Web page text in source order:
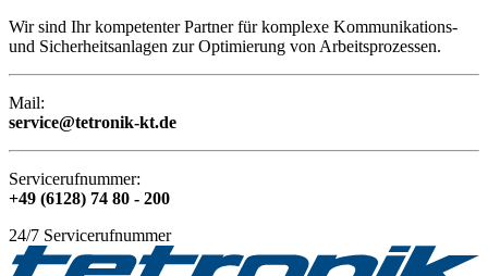
Wir sind Ihr kompetenter Partner für komplexe Kommunikations-
und Sicherheitsanlagen zur Optimierung von Arbeitsprozessen.
Mail:
service@tetronik-kt.de
Servicerufnummer:
+49 (6128) 74 80 - 200
24/7 Servicerufnummer